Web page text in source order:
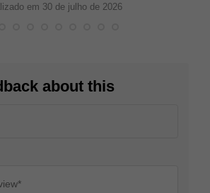
em 30 de julho de 2026
about this